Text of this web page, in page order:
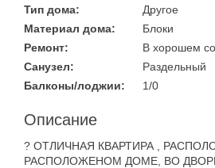
Тип дома:
Другое
Материал дома:
Блоки
Ремонт:
В хорошем
Санузел:
Раздельный
Балконы/лоджии:
1/0
Описание
? ОТЛИЧНАЯ КВАРТИРА ,
РАСПОЛОЖЕНОМ ДОМЕ, ВО